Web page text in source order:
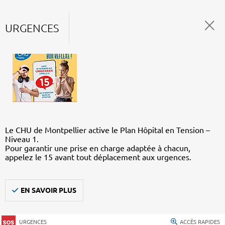
URGENCES
Le CHU de Montpellier active le Plan Hôpital en Tension –
Niveau 1.
Pour garantir une prise en charge adaptée à chacun,
appelez le 15 avant tout déplacement aux urgences.
EN SAVOIR PLUS
URGENCES ACCÈS RAPIDES